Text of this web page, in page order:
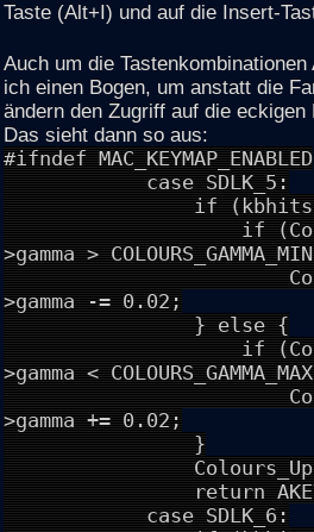
Taste (Alt+I) und auf die Insert-
Auch um die
ich einen Bogen, um anstatt die
ändern den Zugriff auf die
Das sieht dann so aus:
#ifndef MAC_KEYMAP_ENABLED
case SDLK_5:
if
if
>gamma >
>gamma -= 0.02;
} else {
if
>gamma <
>gamma += 0.02;
}
return
case SDLK_6: